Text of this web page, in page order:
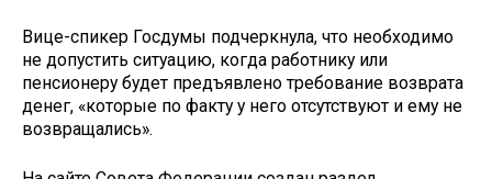
Вице-спикер Госдумы подчеркнула, что необходимо
не допустить ситуацию, когда работнику или
пенсионеру будет предъявлено требование возврата
денег, «которые по факту у него отсутствуют и ему не
возвращались».